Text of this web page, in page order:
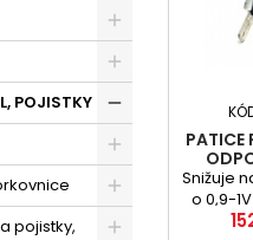
POJISTKY
pojistky,
PATICE
Snižuje
o 0,9-